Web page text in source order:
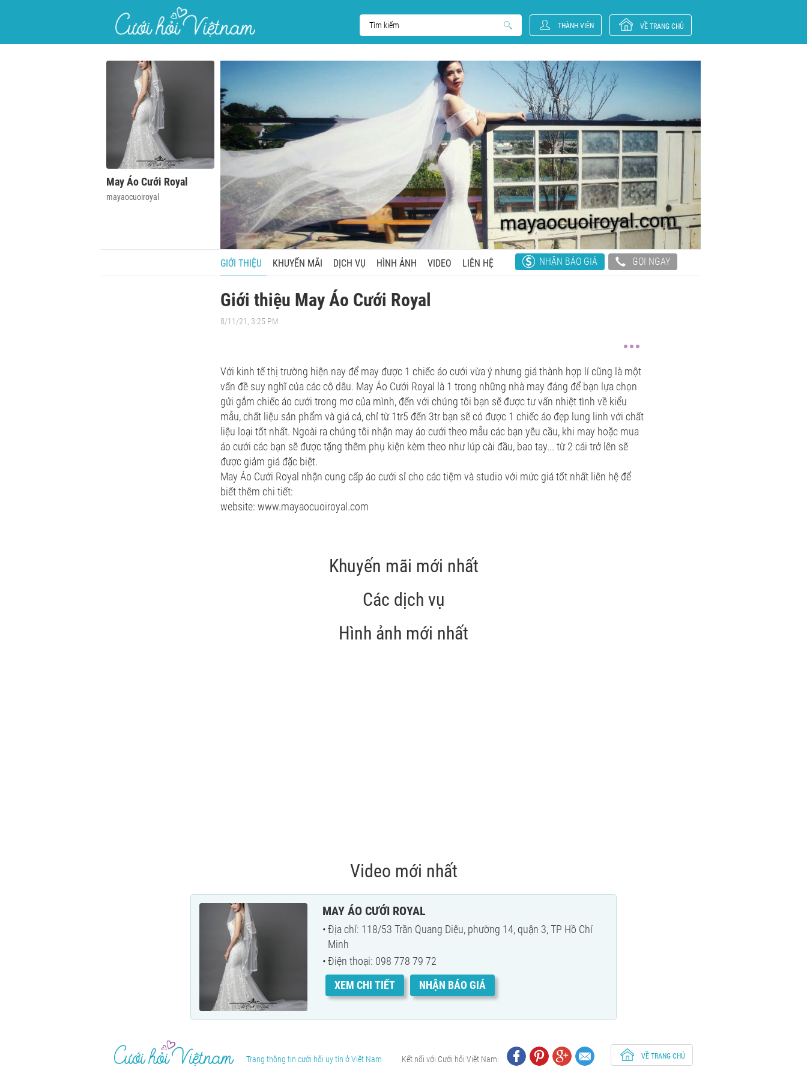
THÀNH VIÊN VỀ TRANG CHỦ
May Áo Cưới Royal
mayaocuoiroyal
GIỚI THIỆU KHUYẾN MÃI DỊCH VỤ HÌNH ẢNH VIDEO LIÊN HỆ NHẬN BÁO GIÁ GỌI NGAY
Giới thiệu May Áo Cưới Royal
8/11/21, 3:25 PM
Với kinh tế thị trường hiện nay để may được 1 chiếc áo cưới vừa ý nhưng giá thành hợp lí cũng là một
vấn đề suy nghĩ của các cô dâu. May Áo Cưới Royal là 1 trong những nhà may đáng để bạn lựa chọn
gửi gắm chiếc áo cưới trong mơ của mình, đến với chúng tôi bạn sẽ được tư vấn nhiệt tình về kiểu
mẫu, chất liệu sản phẩm và giá cả, chỉ từ 1tr5 đến 3tr bạn sẽ có được 1 chiếc áo đẹp lung linh với chất
liệu loại tốt nhất. Ngoài ra chúng tôi nhận may áo cưới theo mẫu các bạn yêu cầu, khi may hoặc mua
áo cưới các bạn sẽ được tặng thêm phụ kiện kèm theo như lúp cài đầu, bao tay... từ 2 cái trở lên sẽ
được giảm giá đặc biệt.
May Áo Cưới Royal nhận cung cấp áo cưới sỉ cho các tiệm và studio với mức giá tốt nhất liên hệ để
biết thêm chi tiết:
website: www.mayaocuoiroyal.com
Khuyến mãi mới nhất
Các dịch vụ
Hình ảnh mới nhất
Video mới nhất
MAY ÁO CƯỚI ROYAL
Địa chỉ: 118/53 Trần Quang Diệu, phường 14, quận 3, TP Hồ Chí
Minh
Điện thoại: 098 778 79 72
XEM CHI TIẾT
NHẬN BÁO GIÁ
Trang thông tin cưới hỏi uy tín ở Việt Nam Kết nối với Cưới hỏi Việt Nam: VỀ TRANG CHỦ